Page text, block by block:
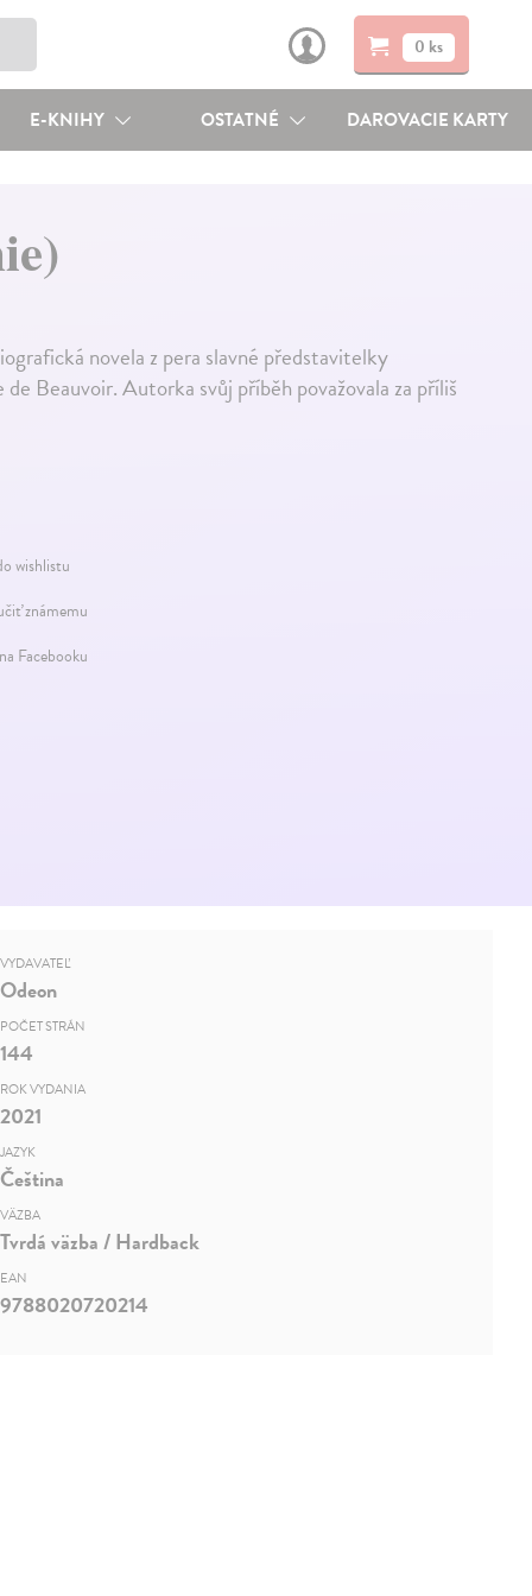
0 ks
E-KNIHY OSTATNÉ DAROVACIE KARTY
novela z pera slavné představitelky
Beauvoir. Autorka svůj příběh považovala za příliš
wishlistu
známemu
Facebooku
VYDAVATEĽ
Odeon
POČET STRÁN
144
ROK VYDANIA
2021
JAZYK
Čeština
VÄZBA
Tvrdá väzba / Hardback
EAN
9788020720214